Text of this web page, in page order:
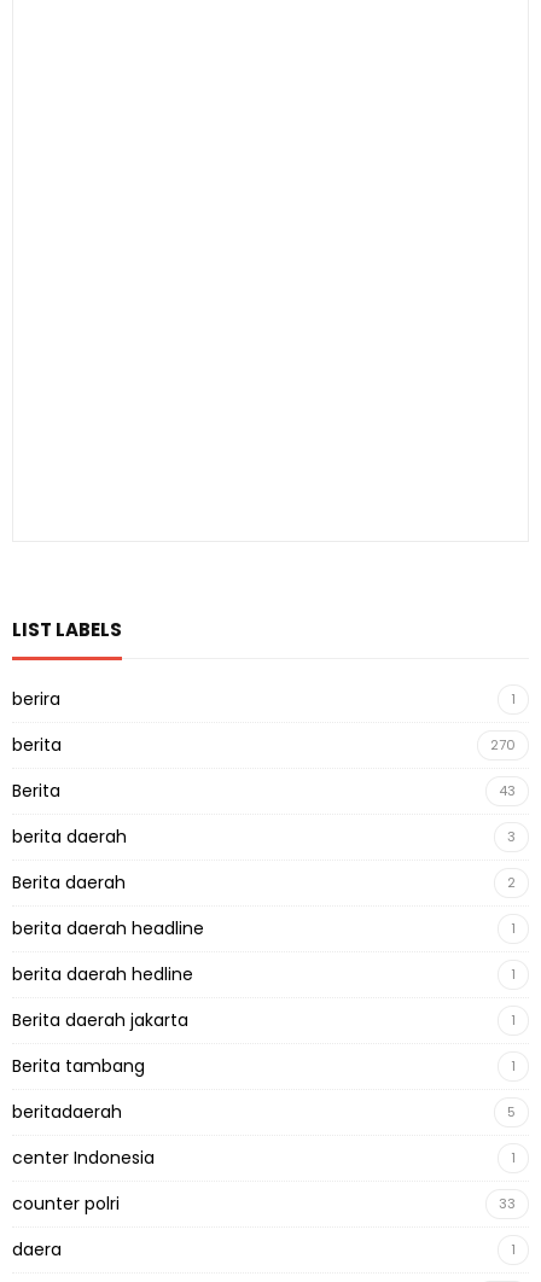
LIST LABELS
berira 1
berita 270
Berita 43
berita daerah 3
Berita daerah 2
berita daerah headline 1
berita daerah hedline 1
Berita daerah jakarta 1
Berita tambang 1
beritadaerah 5
center Indonesia 1
counter polri 33
daera 1